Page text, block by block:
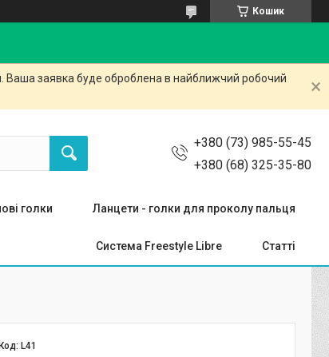
Кошик
Ваша заявка буде оброблена в найближчий робочий
+380 (73) 985-55-45
+380 (68) 325-35-80
голки Ланцети - голки для проколу пальця
Система Freestyle Libre Статті
L41